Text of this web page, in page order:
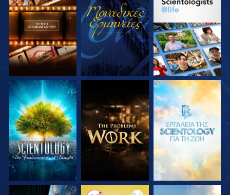
ΕΞΕΡΕΥΝΗΣΤΕ ΤΗ
ΣΕΙΡΑ
ΠΑΡΑΚΟΛΟΥΘΗΣΤΕ
ΕΞΕΡΕΥΝΗΣΤΕ ΤΗ
ΕΞΕΡΕΥΝΗΣΤΕ ΤΗ
ΣΕΙΡΑ
ΕΞΕΡΕΥΝΗΣΤΕ ΤΗ
ΣΕΙΡΑ
ΕΞΕΡΕΥΝΗΣΤΕ ΤΗ
ΣΕΙΡΑ